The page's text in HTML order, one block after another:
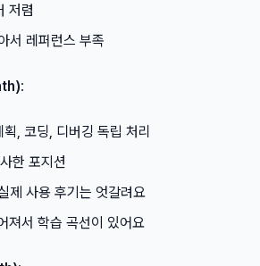
저렴
서 레퍼런스 부족
:
, 코딩, 디버깅 독립 처리
한 포지션
제 사용 후기는 엇갈려요
져서 학습 곡선이 있어요